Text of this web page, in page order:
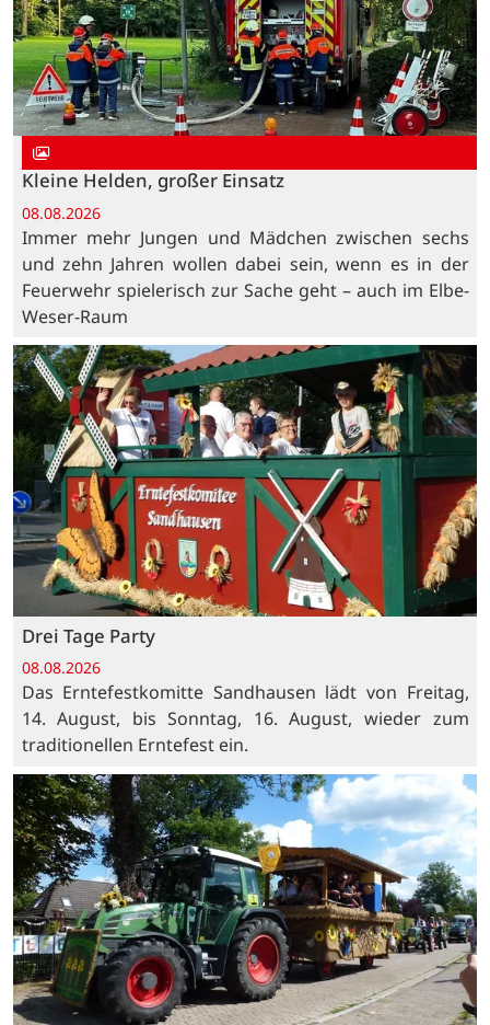
Kleine Helden, großer Einsatz
08.08.2026
Immer mehr Jungen und Mädchen zwischen sechs
und zehn Jahren wollen dabei sein, wenn es in der
Feuerwehr spielerisch zur Sache geht – auch im Elbe-
Weser-Raum
Drei Tage Party
08.08.2026
Das Erntefestkomitte Sandhausen lädt von Freitag,
14. August, bis Sonntag, 16. August, wieder zum
traditionellen Erntefest ein.